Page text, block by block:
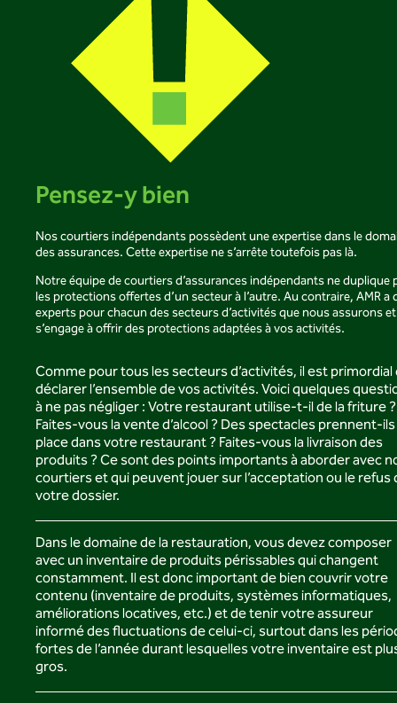
nécessaire et le délai de remplacement de vos équipements.
l’espace utilisé) et votre équipement informatique, s’il y a lieu. Il
est important de tenir compte des exclusions mentionnées au
contrat.
Pensez-y bien
Nos courtiers indépendants possèdent une expertise dans le
des assurances. Cette expertise ne s’arrête toutefois pas là.
Notre équipe de courtiers d’assurances indépendants ne duplique
les protections offertes d’un secteur à l’autre. Au contraire, AMR a
experts pour chacun des secteurs d’activités que nous assurons et
s’engage à offrir des protections adaptées à vos activités.
Comme pour tous les secteurs d’activités, il est primordial
déclarer l’ensemble de vos activités. Voici quelques
à ne pas négliger : Votre restaurant utilise-t-il de la friture ?
Faites-vous la vente d’alcool ? Des spectacles prennent-ils
place dans votre restaurant ? Faites-vous la livraison des
produits ? Ce sont des points importants à aborder avec
courtiers et qui peuvent jouer sur l’acceptation ou le refus
votre dossier.
Dans le domaine de la restauration, vous devez composer
avec un inventaire de produits périssables qui changent
constamment. Il est donc important de bien couvrir votre
contenu (inventaire de produits, systèmes informatiques,
améliorations locatives, etc.) et de tenir votre assureur
informé des fluctuations de celui-ci, surtout dans les
fortes de l’année durant lesquelles votre inventaire est
gros.